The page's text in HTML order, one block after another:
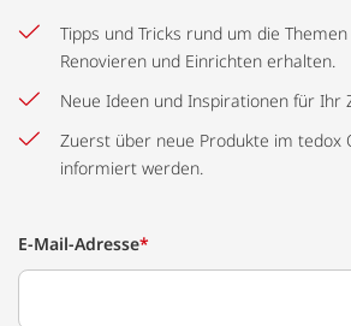
Tipps und Tricks rund um die
Renovieren und Einrichten erhalten.
Neue Ideen und Inspirationen für Ihr
Zuerst über neue Produkte im tedox
informiert werden.
E-Mail-Adresse*